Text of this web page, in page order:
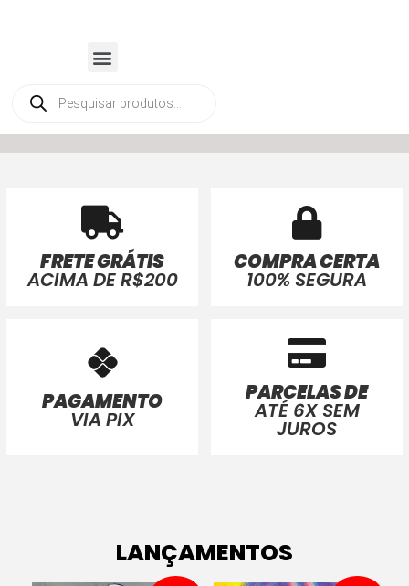
FRETE GRÁTIS
ACIMA DE R$200
COMPRA CERTA
100% SEGURA
PAGAMENTO
VIA PIX
PARCELAS DE
ATÉ 6X SEM
JUROS
LANÇAMENTOS